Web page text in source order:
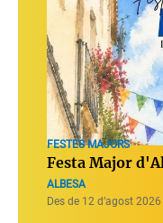
FESTES MAJORS
Festa Major
ALBESA
Des de 12 d’agost